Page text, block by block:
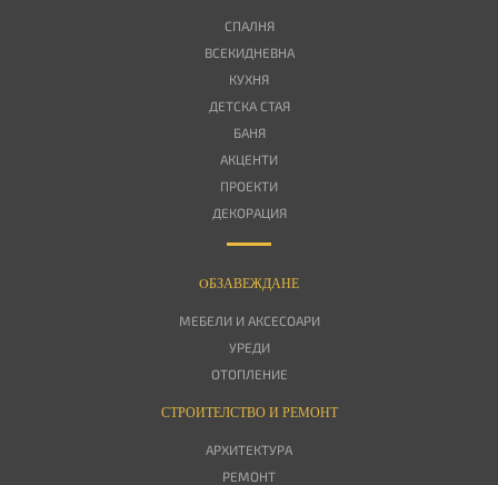
СПАЛНЯ
ВСЕКИДНЕВНА
КУХНЯ
ДЕТСКА СТАЯ
БАНЯ
АКЦЕНТИ
ПРОЕКТИ
ДЕКОРАЦИЯ
OБЗАВЕЖДАНЕ
МЕБЕЛИ И АКСЕСОАРИ
УРЕДИ
ОТОПЛЕНИЕ
СТРОИТЕЛСТВО И РЕМОНТ
АРХИТЕКТУРА
РЕМОНТ